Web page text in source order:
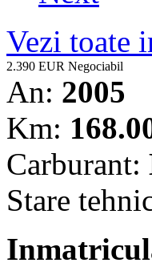
Vezi toate
2.390 EUR Negociabil
An: 2005
Km:
Carburant:
Stare